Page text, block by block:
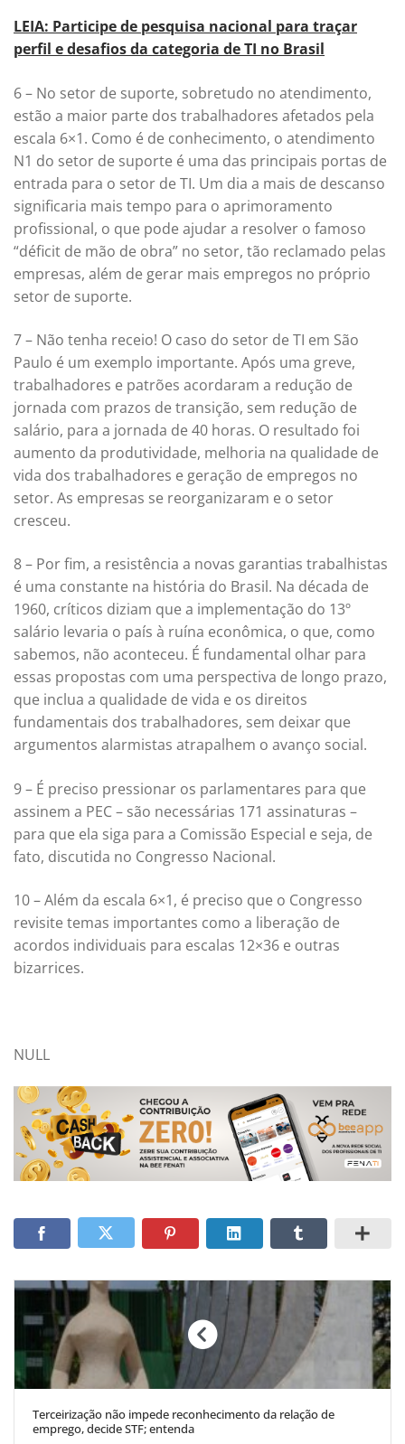
LEIA: Participe de pesquisa nacional para traçar
perfil e desafios da categoria de TI no Brasil
6 – No setor de suporte, sobretudo no atendimento,
estão a maior parte dos trabalhadores afetados pela
escala 6×1. Como é de conhecimento, o atendimento
N1 do setor de suporte é uma das principais portas de
entrada para o setor de TI. Um dia a mais de descanso
significaria mais tempo para o aprimoramento
profissional, o que pode ajudar a resolver o famoso
“déficit de mão de obra” no setor, tão reclamado pelas
empresas, além de gerar mais empregos no próprio
setor de suporte.
7 – Não tenha receio! O caso do setor de TI em São
Paulo é um exemplo importante. Após uma greve,
trabalhadores e patrões acordaram a redução de
jornada com prazos de transição, sem redução de
salário, para a jornada de 40 horas. O resultado foi
aumento da produtividade, melhoria na qualidade de
vida dos trabalhadores e geração de empregos no
setor. As empresas se reorganizaram e o setor
cresceu.
8 – Por fim, a resistência a novas garantias trabalhistas
é uma constante na história do Brasil. Na década de
1960, críticos diziam que a implementação do 13º
salário levaria o país à ruína econômica, o que, como
sabemos, não aconteceu. É fundamental olhar para
essas propostas com uma perspectiva de longo prazo,
que inclua a qualidade de vida e os direitos
fundamentais dos trabalhadores, sem deixar que
argumentos alarmistas atrapalhem o avanço social.
9 – É preciso pressionar os parlamentares para que
assinem a PEC – são necessárias 171 assinaturas –
para que ela siga para a Comissão Especial e seja, de
fato, discutida no Congresso Nacional.
10 – Além da escala 6×1, é preciso que o Congresso
revisite temas importantes como a liberação de
acordos individuais para escalas 12×36 e outras
bizarrices.
NULL
Terceirização não impede reconhecimento da relação de
emprego, decide STF; entenda